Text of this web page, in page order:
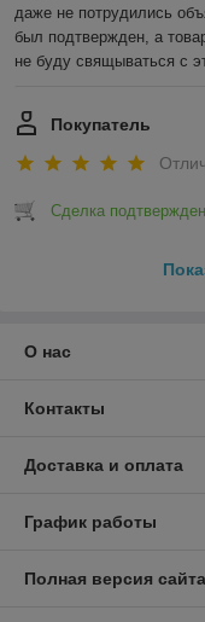
даже не потрудились
был подтвержден, а
не буду свящываться с
Покупатель
Сделка
О нас
Контакты
Доставка и оплата
График работы
Полная версия сайта